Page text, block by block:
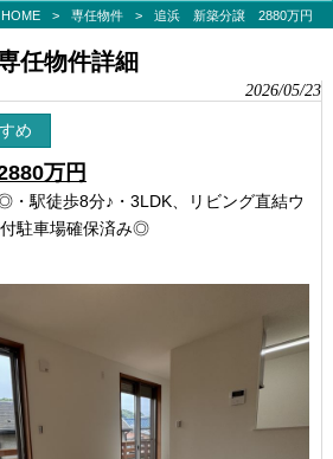
> 専任物件 > 追浜 新築分譲 2880万円
任物件詳細
2026/05/23
め
万円
・駅徒歩8分♪・3LDK、リビング直結ウ
駐車場確保済み◎